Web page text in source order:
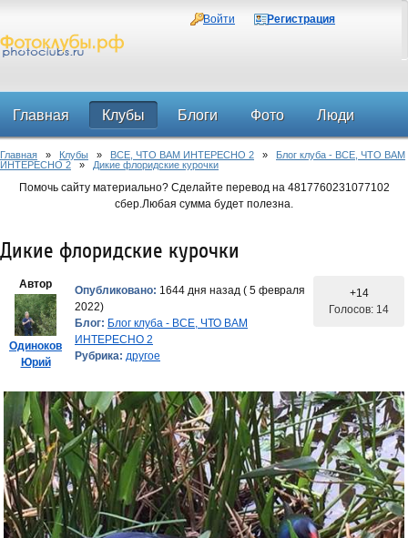
Войти Регистрация
Главная Клубы Блоги Фото Люди
Форум
Главная » Клубы » ВСЕ, ЧТО ВАМ ИНТЕРЕСНО 2 » Блог клуба - ВСЕ, ЧТО ВАМ
ИНТЕРЕСНО 2 » Дикие флоридские курочки
Помочь сайту материально? Сделайте перевод на 4817760231077102
сбер.Любая сумма будет полезна.
Дикие флоридские курочки
Автор
Одиноков
Юрий
Опубликовано: 1644 дня назад ( 5 февраля
2022)
Блог: Блог клуба - ВСЕ, ЧТО ВАМ
ИНТЕРЕСНО 2
Рубрика: другое
+14
Голосов: 14